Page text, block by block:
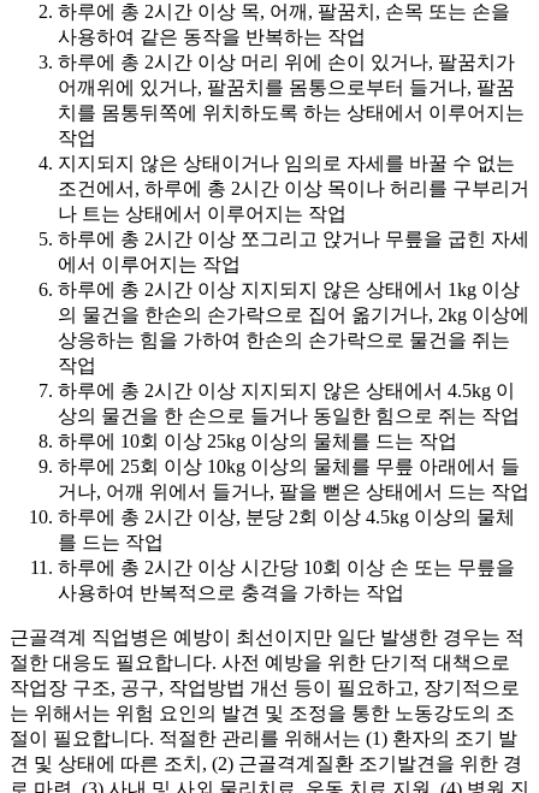
하루에 총 2시간 이상 목, 어깨, 팔꿈치, 손목 또는 손을
사용하여 같은 동작을 반복하는 작업
하루에 총 2시간 이상 머리 위에 손이 있거나, 팔꿈치가
어깨위에 있거나, 팔꿈치를 몸통으로부터 들거나, 팔꿈
치를 몸통뒤쪽에 위치하도록 하는 상태에서 이루어지는
작업
지지되지 않은 상태이거나 임의로 자세를 바꿀 수 없는
조건에서, 하루에 총 2시간 이상 목이나 허리를 구부리거
나 트는 상태에서 이루어지는 작업
하루에 총 2시간 이상 쪼그리고 앉거나 무릎을 굽힌 자세
에서 이루어지는 작업
하루에 총 2시간 이상 지지되지 않은 상태에서 1kg 이상
의 물건을 한손의 손가락으로 집어 옮기거나, 2kg 이상에
상응하는 힘을 가하여 한손의 손가락으로 물건을 쥐는
작업
하루에 총 2시간 이상 지지되지 않은 상태에서 4.5kg 이
상의 물건을 한 손으로 들거나 동일한 힘으로 쥐는 작업
하루에 10회 이상 25kg 이상의 물체를 드는 작업
하루에 25회 이상 10kg 이상의 물체를 무릎 아래에서 들
거나, 어깨 위에서 들거나, 팔을 뻗은 상태에서 드는 작업
하루에 총 2시간 이상, 분당 2회 이상 4.5kg 이상의 물체
를 드는 작업
하루에 총 2시간 이상 시간당 10회 이상 손 또는 무릎을
사용하여 반복적으로 충격을 가하는 작업
근골격계 직업병은 예방이 최선이지만 일단 발생한 경우는 적
절한 대응도 필요합니다. 사전 예방을 위한 단기적 대책으로
작업장 구조, 공구, 작업방법 개선 등이 필요하고, 장기적으로
는 위해서는 위험 요인의 발견 및 조정을 통한 노동강도의 조
절이 필요합니다. 적절한 관리를 위해서는 (1) 환자의 조기 발
견 및 상태에 따른 조치, (2) 근골격계질환 조기발견을 위한 경